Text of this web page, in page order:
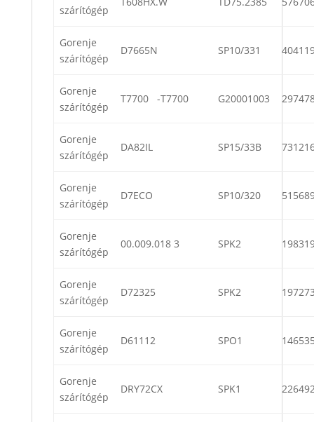
szárítógép
Gorenje
szárítógép
D7665N SP10/331
Gorenje
szárítógép
T7700 -T7700 G20001003
Gorenje
szárítógép
DA82IL SP15/33B
Gorenje
szárítógép
D7ECO SP10/320
Gorenje
szárítógép
00.009.018 3 SPK2
Gorenje
szárítógép
D72325 SPK2
Gorenje
szárítógép
D61112 SPO1
Gorenje
szárítógép
DRY72CX SPK1